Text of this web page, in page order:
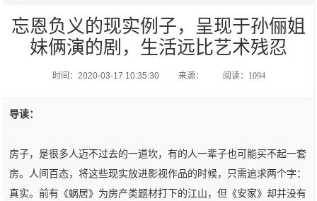
忘恩负义的现实例子，呈现于孙俪姐
妹俩演的剧，生活远比艺术残忍
时间：2020-03-17 10:35:30 来源： 阅读：1094
导读：
房子，是很多人迈不过去的一道坎，有的人一辈子也可能买不起一套
房。人间百态，将这些现实放进影视作品的时候，只需追求两个字：
真实。前有《蜗居》为房产类题材打下的江山，但《安家》却并没有